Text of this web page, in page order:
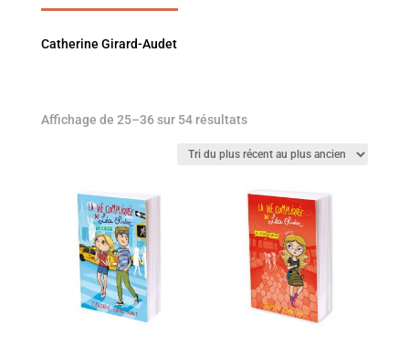
Catherine Girard-Audet
Affichage de 25–36 sur 54 résultats